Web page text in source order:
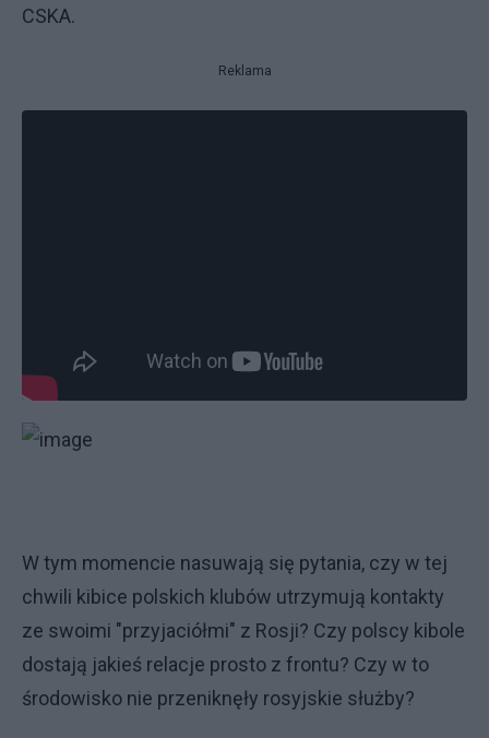
CSKA.
Reklama
W tym momencie nasuwają się pytania, czy w tej
chwili kibice polskich klubów utrzymują kontakty
ze swoimi "przyjaciółmi" z Rosji? Czy polscy kibole
dostają jakieś relacje prosto z frontu? Czy w to
środowisko nie przeniknęły rosyjskie służby?